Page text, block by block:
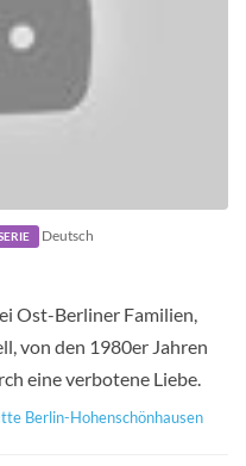
Deutsch
Ost-Berliner Familien,
von den 1980er Jahren
eine verbotene Liebe.
Berlin-Hohenschönhausen